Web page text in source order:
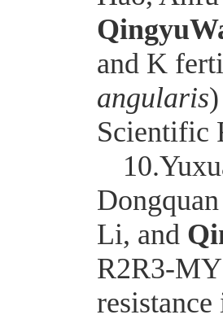
and K
angularis
Scientific
10.
Li, and
R2R3-